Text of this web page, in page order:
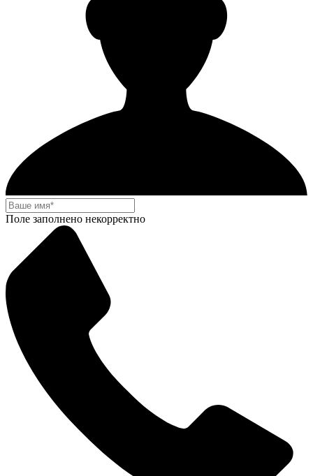
Поле заполнено некорректно